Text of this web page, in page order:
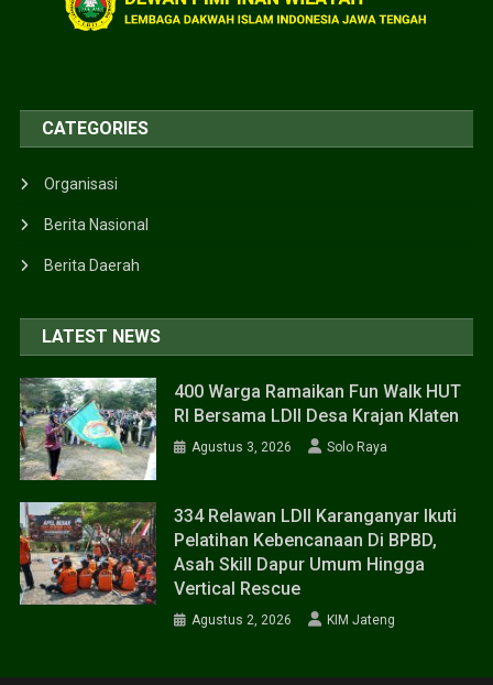
CATEGORIES
Organisasi
Berita Nasional
Berita Daerah
LATEST NEWS
400 Warga Ramaikan Fun Walk HUT
RI Bersama LDII Desa Krajan Klaten
Agustus 3, 2026 Solo Raya
334 Relawan LDII Karanganyar Ikuti
Pelatihan Kebencanaan Di BPBD,
Asah Skill Dapur Umum Hingga
Vertical Rescue
Agustus 2, 2026 KIM Jateng